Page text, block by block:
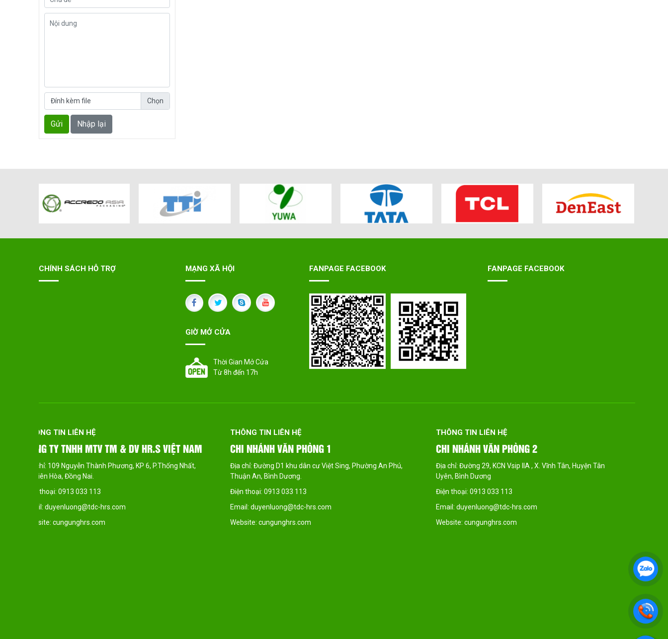
Đính kèm file
CHÍNH SÁCH HỖ TRỢ MẠNG XÃ HỘI
GIỜ MỞ CỬA
Thời Gian Mở Cửa
Từ 8h đến 17h
FANPAGE FACEBOOK FANPAGE FACEBOOK
THÔNG TIN LIÊN HỆ
CHI NHÁNH VĂN PHÒNG 1
Địa chỉ: Đường D1 khu dân cư Việt Sing, Phường An Phú,
Thuận An, Bình Dương.
Điện thoại: 0913 033 113
Email: duyenluong@tdc-hrs.com
Website: cungunghrs.com
THÔNG TIN LIÊN HỆ
CHI NHÁNH VĂN PHÒNG 2
Địa chỉ: Đường 29, KCN Vsip IIA , X. Vĩnh Tân, Huyện Tân
Uyên, Bình Dương
Điện thoại: 0913 033 113
Email: duyenluong@tdc-hrs.com
Website: cungunghrs.com
THÔNG TIN LIÊN HỆ
CÔNG TY TNHH MTV TM & DV HR.S VIỆT NAM
Địa chỉ: 109 Nguyễn Thành Phương, KP 6, P.Thống Nhất,
TP.Biên Hòa, Đồng Nai.
Điện thoại: 0913 033 113
Email: duyenluong@tdc-hrs.com
Website: cungunghrs.com